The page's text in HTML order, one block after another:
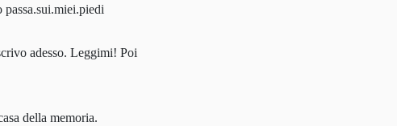
passa.sui.miei.piedi
adesso. Leggimi! Poi
della memoria.